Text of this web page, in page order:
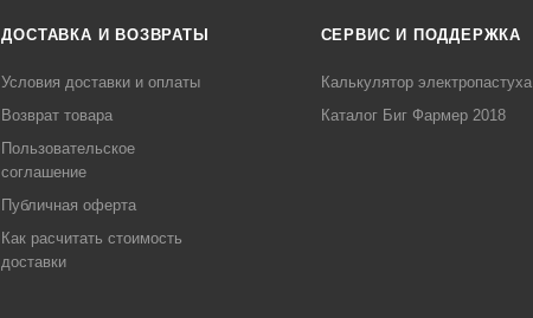
ДОСТАВКА И ВОЗВРАТЫ
Условия доставки и оплаты
Возврат товара
Пользовательское
соглашение
Публичная оферта
Как расчитать стоимость
доставки
СЕРВИС И ПОДДЕРЖКА
Калькулятор электропастуха
Каталог Биг Фармер 2018